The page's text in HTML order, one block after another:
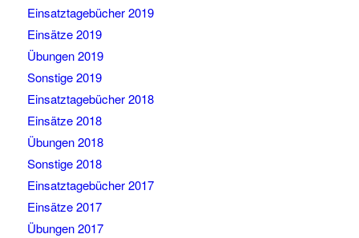
Einsatztagebücher 2019
Einsätze 2019
Übungen 2019
Sonstige 2019
Einsatztagebücher 2018
Einsätze 2018
Übungen 2018
Sonstige 2018
Einsatztagebücher 2017
Einsätze 2017
Übungen 2017